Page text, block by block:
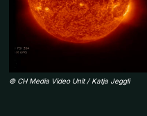
© CH Media Video Unit / Katja Jeggli